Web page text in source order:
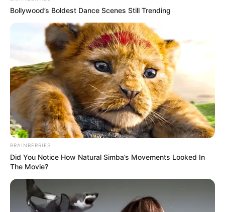
Pronostics PMU de la presse du Quinté le
Turf complet du PRIX DU CHENE DU COUP
DE FOUDRE
Retrouvez tous les jours les
Si les courses à Chantilly m’étaient contées
Bollywood’s Boldest Dance Scenes Still Trending
BRAINBERRIES
Did You Notice How Natural Simba’s Movements Looked In
The Movie?